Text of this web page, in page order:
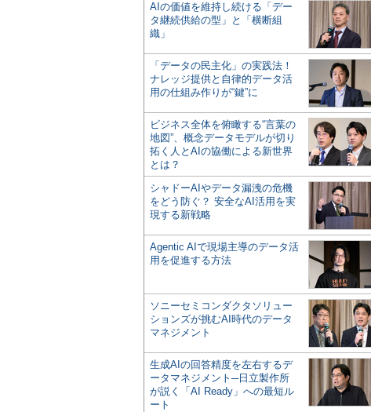
AIの価値を維持し続ける「デー
タ継続供給の型」と「横断組
織」
「データの民主化」の実践法！
ナレッジ提供と自律的データ活
用の仕組み作りが“鍵”に
ビジネス全体を俯瞰する“言葉の
地図”、概念データモデルが切り
拓く人とAIの協働による新世界
とは？
シャドーAIやデータ漏洩の危機
をどう防ぐ？ 安全なAI活用を実
現する新戦略
Agentic AIで現場主導のデータ活
用を促進する方法
ソニーセミコンダクタソリュー
ションズが挑むAI時代のデータ
マネジメント
生成AIの回答精度を左右するデ
ータマネジメント─日立製作所
が説く「AI Ready」への最短ル
ート